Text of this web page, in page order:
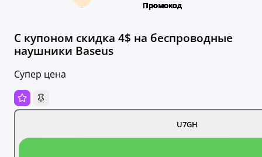
С купоном скидка 4$ на беспроводные
наушники Baseus
Супер цена
U7GH